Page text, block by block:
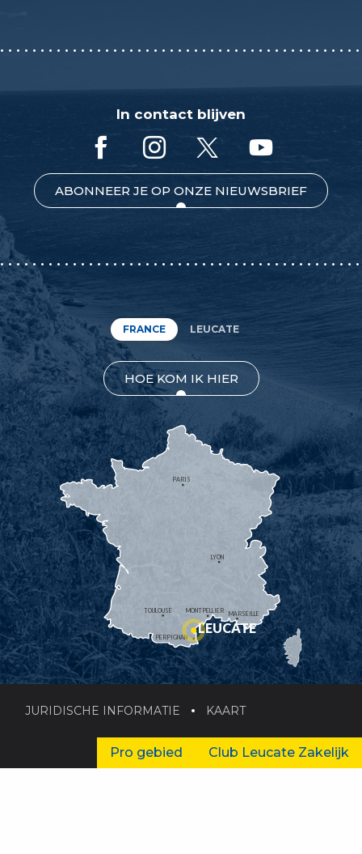
In contact blijven
ABONNEER JE OP ONZE NIEUWSBRIEF
FRANCE LEUCATE
HOE KOM IK HIER
MONTPELLIER
PERPIGNAN
MARSEILLE
TOULOUSE
LYON
PARIS
LEUCATE
JURIDISCHE INFORMATIE KAART
Pro gebied Club Leucate Zakelijk